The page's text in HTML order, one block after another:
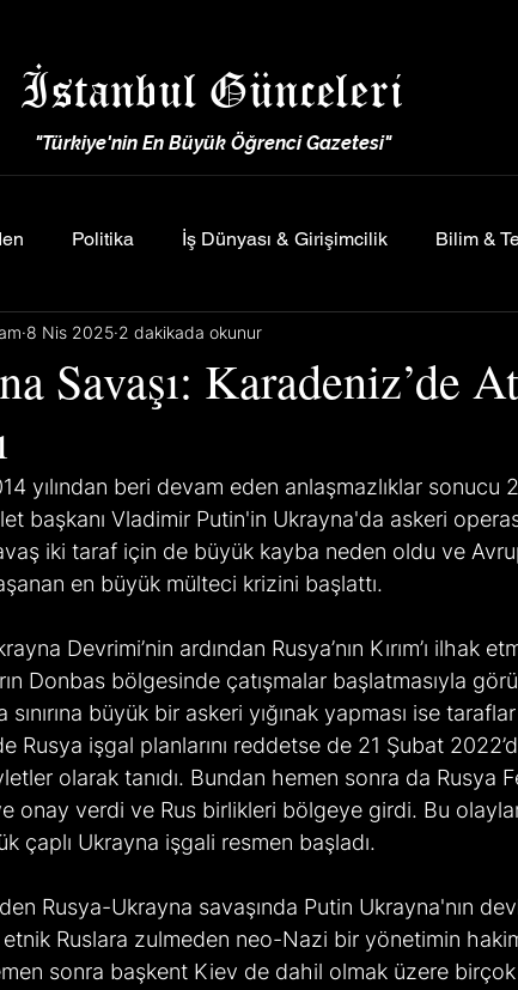
İstanbul Günceleri
"Türkiye'nin En Büyük Öğrenci Gazetesi"
Politika İş Dünyası & Girişimcilik Bilim &
Savaşı: Karadeniz’de
8 Nis 2025 2 dakikada okunur
yılından beri devam eden anlaşmazlıklar sonucu
başkanı Vladimir Putin'in Ukrayna'da askeri
iki taraf için de büyük kayba neden oldu ve
en büyük mülteci krizini başlattı.
Devrimi’nin ardından Rusya’nın Kırım’ı ilhak
Donbas bölgesinde çatışmalar başlatmasıyla
sınırına büyük bir askeri yığınak yapması ise
Rusya işgal planlarını reddetse de 21 Şubat
olarak tanıdı. Bundan hemen sonra da Rusya
onay verdi ve Rus birlikleri bölgeye girdi. Bu
çaplı Ukrayna işgali resmen başladı.
Rusya-Ukrayna savaşında Putin Ukrayna'nın
etnik Ruslara zulmeden neo-Nazi bir yönetimin
sonra başkent Kiev de dahil olmak üzere